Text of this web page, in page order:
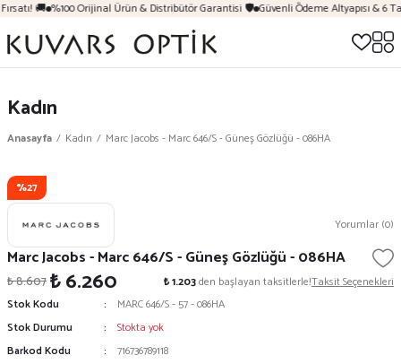
🚚 %100 Orijinal Ürün & Distribütör Garantisi 🛡️ Güvenli Ödeme Altyapısı & 6
Kadın
Anasayfa Kadın Marc Jacobs - Marc 646/S - Güneş Gözlüğü - 086HA
%27
Yorumlar (0)
Marc Jacobs - Marc 646/S - Güneş Gözlüğü - 086HA
₺ 8.607₺ 6.260 ₺ 1.203den başlayan taksitlerle!Taksit Seçenekleri
Stok Kodu
MARC 646/S - 57 - 086HA
Stok Durumu
Stokta yok
Barkod Kodu
716736789118